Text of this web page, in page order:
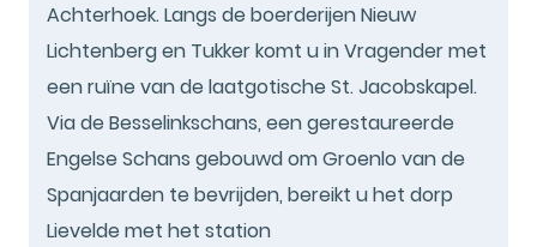
Achterhoek. Langs de boerderijen Nieuw
Lichtenberg en Tukker komt u in Vragender met
een ruïne van de laatgotische St. Jacobskapel.
Via de Besselinkschans, een gerestaureerde
Engelse Schans gebouwd om Groenlo van de
Spanjaarden te bevrijden, bereikt u het dorp
Lievelde met het station